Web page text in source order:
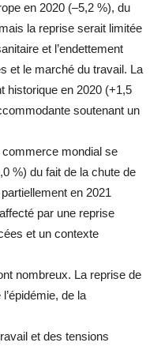
en 2020 (–5,2 %), du
la reprise serait limitée
et l’endettement
et le marché du travail. La
historique en 2020 (+1,5
soutenant un
commerce mondial se
%) du fait de la chute de
en 2021
par une reprise
et un contexte
nombreux. La reprise de
de la
et des tensions